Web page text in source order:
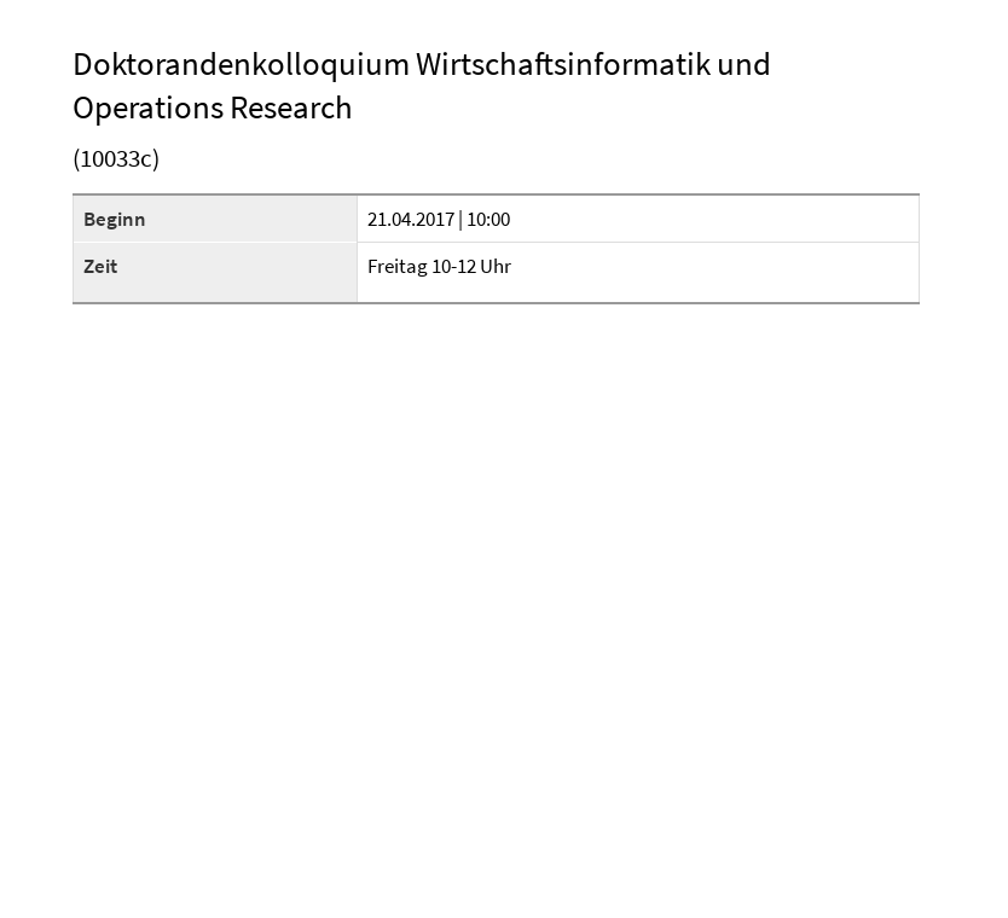
Doktorandenkolloquium Wirtschaftsinformatik und
Operations Research
(10033c)
Beginn
21.04.2017 | 10:00
Zeit
Freitag 10-12 Uhr